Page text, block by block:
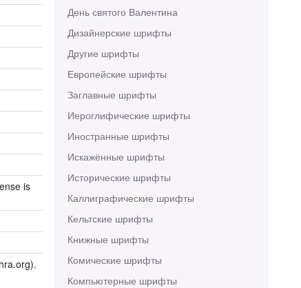
День святого Валентина
Дизайнерские шрифты
Другие шрифты
Европейские шрифты
Заглавные шрифты
Иероглифические шрифты
Иностранные шрифты
Искажённые шрифты
Исторические шрифты
Каллиграфические шрифты
Кельтские шрифты
Книжные шрифты
Комические шрифты
Компьютерные шрифты
is